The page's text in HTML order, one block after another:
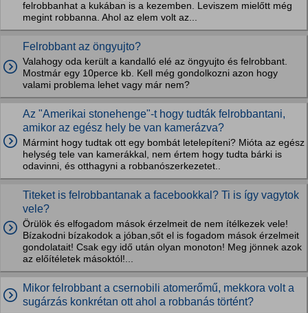
felrobbanhat a kukában is a kezemben. Leviszem mielőtt még
megint robbanna. Ahol az elem volt az...
Felrobbant az öngyujto?
Valahogy oda került a kandalló elé az öngyujto és felrobbant.
Mostmár egy 10perce kb. Kell még gondolkozni azon hogy
valami problema lehet vagy már nem?
Az "Amerikai stonehenge"-t hogy tudták felrobbantani,
amikor az egész hely be van kamerázva?
Mármint hogy tudtak ott egy bombát letelepíteni? Mióta az egész
helység tele van kamerákkal, nem értem hogy tudta bárki is
odavinni, és otthagyni a robbanószerkezetet..
Titeket is felrobbantanak a facebookkal? Ti is így vagytok
vele?
Örülök és elfogadom mások érzelmeit de nem ítélkezek vele!
Bízakodni bízakodok a jóban,sőt el is fogadom mások érzelmeit
gondolatait! Csak egy idő után olyan monoton! Meg jönnek azok
az előítéletek másoktól!...
Mikor felrobbant a csernobili atomerőmű, mekkora volt a
sugárzás konkrétan ott ahol a robbanás történt?